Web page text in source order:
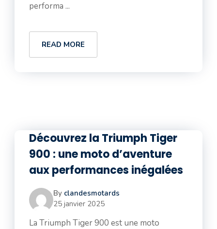
performa ...
READ MORE
Découvrez la Triumph Tiger
900 : une moto d’aventure
aux performances inégalées
By clandesmotards
25 janvier 2025
La Triumph Tiger 900 est une moto